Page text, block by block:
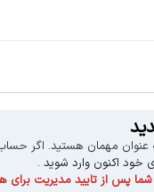
مهمان هستید. اگر حساب
خود اکنون وارد شوید .
پس از تایید مدیریت برای